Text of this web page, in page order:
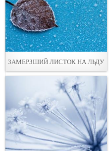
ЗАМЕРЗШИЙ ЛИСТОК НА ЛЬДУ